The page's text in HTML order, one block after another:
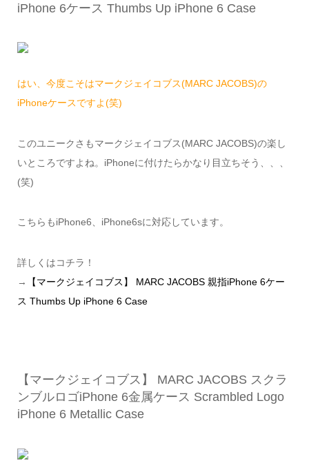
iPhone 6ケース Thumbs Up iPhone 6 Case
はい、今度こそはマークジェイコブス(MARC JACOBS)の
iPhoneケースですよ(笑)
このユニークさもマークジェイコブス(MARC JACOBS)の楽し
いところですよね。iPhoneに付けたらかなり目立ちそう、、、
(笑)
こちらもiPhone6、iPhone6sに対応しています。
詳しくはコチラ！
→
【マークジェイコブス】 MARC JACOBS 親指iPhone 6ケー
ス Thumbs Up iPhone 6 Case
【マークジェイコブス】 MARC JACOBS スクラ
ンブルロゴiPhone 6金属ケース Scrambled Logo
iPhone 6 Metallic Case